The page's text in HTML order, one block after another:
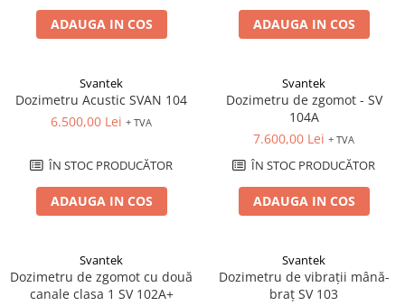
ADAUGA IN COS ADAUGA IN COS
Svantek
Dozimetru Acustic SVAN 104
6.500,00 Lei + TVA
ÎN STOC PRODUCĂTOR
ADAUGA IN COS
Svantek
Dozimetru de zgomot - SV
104A
7.600,00 Lei + TVA
ÎN STOC PRODUCĂTOR
ADAUGA IN COS
Svantek
Dozimetru de zgomot cu două
canale clasa 1 SV 102A+
Svantek
Dozimetru de vibrații mână-
braț SV 103